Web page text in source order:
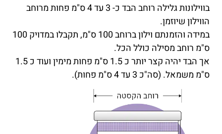
בווילונות גלילה רוחב הבד כ- 3 עד 4 ס"מ פחות מרוחב
הווילון שיוזמן.
במידה והזמנתם וילון ברוחב 100 ס"מ, תקבלו במדויק 100
ס"מ רוחב מסילה כולל הכל.
אך הבד יהיה קצר יותר כ 1.5 ס"מ פחות מימין ועוד כ 1.5
ס"מ משמאל. (סה"כ 3 עד 4 ס"מ פחות).